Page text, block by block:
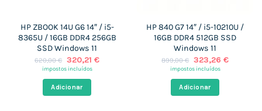
HP ZBOOK 14U G6 14″ / i5-
8365U / 16GB DDR4 256GB
SSD Windows 11
620,00€ O
preço
era:
620,00 €.
320,21 €O
impostos incluídos
Adicionar
HP 840 G7 14″ / i5-10210U /
16GB DDR4 512GB SSD
Windows 11
899,00€ O
preço
era:
899,00 €.
323,26 €O
impostos incluídos
Adicionar